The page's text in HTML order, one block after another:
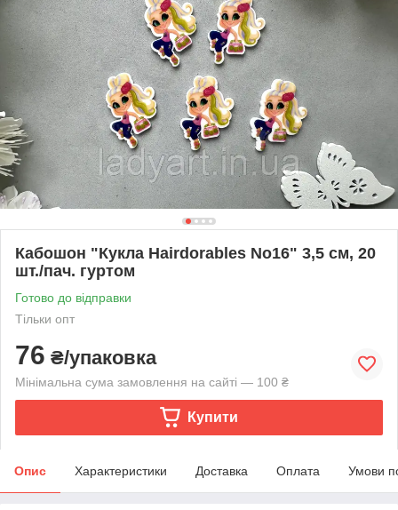
Кабошон "Кукла Hairdorables No16" 3,5 см, 20
шт./пач. гуртом
Готово до відправки
Тільки опт
76 ₴/упаковка
Мінімальна сума замовлення на сайті — 100 ₴
Купити
Опис Характеристики Доставка Оплата Умови